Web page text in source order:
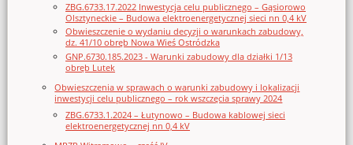
ZBG.6733.17.2022 Inwestycja celu publicznego – Gąsiorowo
Olsztyneckie – Budowa elektroenergetycznej sieci nn 0,4 kV
Obwieszczenie o wydaniu decyzji o warunkach zabudowy,
dz. 41/10 obręb Nowa Wieś Ostródzka
GNP.6730.185.2023 - Warunki zabudowy dla działki 1/13
obręb Lutek
Obwieszczenia w sprawach o warunki zabudowy i lokalizacji
inwestycji celu publicznego – rok wszczęcia sprawy 2024
ZBG.6733.1.2024 – Łutynowo – Budowa kablowej sieci
elektroenergetycznej nn 0,4 kV